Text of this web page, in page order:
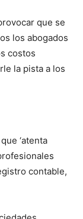
que se
los abogados
costos
la pista a los
‘atenta
contable,